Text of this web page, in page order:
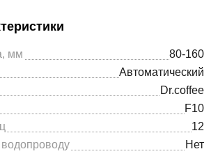
мм
80-160
Автоматический
Dr.coffee
F10
12
Нет